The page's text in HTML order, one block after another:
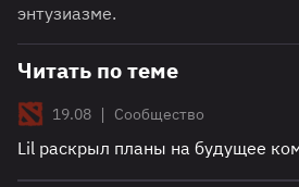
энтузиазме.
Читать по теме
19.08 | Сообщество
Lil раскрыл планы на будущее